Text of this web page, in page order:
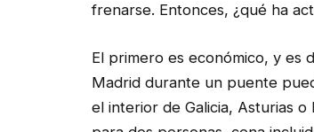
frenarse. Entonces, ¿qué ha
El primero es económico, y es
Madrid durante un puente
el interior de Galicia, Asturias